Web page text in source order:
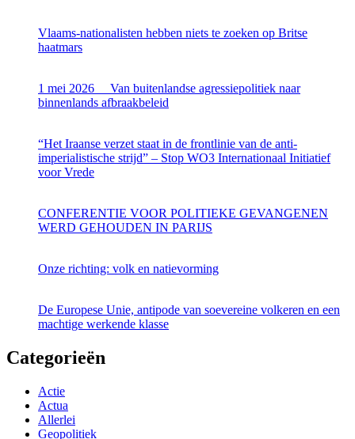
Vlaams-nationalisten hebben niets te zoeken op Britse
haatmars
1 mei 2026 Van buitenlandse agressiepolitiek naar
binnenlands afbraakbeleid
“Het Iraanse verzet staat in de frontlinie van de anti-
imperialistische strijd” – Stop WO3 Internationaal Initiatief
voor Vrede
CONFERENTIE VOOR POLITIEKE GEVANGENEN
WERD GEHOUDEN IN PARIJS
Onze richting: volk en natievorming
De Europese Unie, antipode van soevereine volkeren en een
machtige werkende klasse
Categorieën
Actie
Actua
Allerlei
Geopolitiek